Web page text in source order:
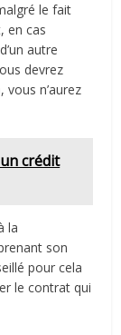
le fait
en cas
autre
devrez
vous n’aurez
crédit
la
son
pour cela
le contrat qui